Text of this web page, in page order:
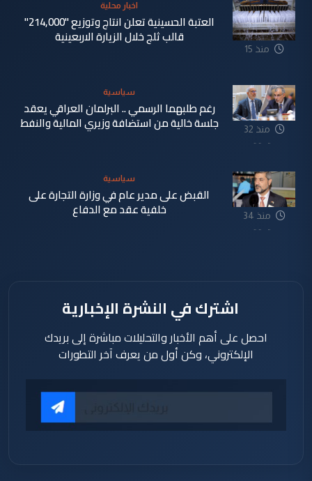
منذ 15
اخبار محلية
العتبة الحسينية تعلن انتاج وتوزيع "214,000"
قالب ثلج خلال الزيارة الاربعينية
منذ 32
دقيقة
سياسية
رغم طلبهما الرسمي .. البرلمان العراقي يعقد
جلسة خالية من استضافة وزيري المالية والنفط
منذ 34
دقيقة
سياسية
القبض على مدير عام في وزارة التجارة على
خلفية عقد مع الدفاع
اشترك في النشرة الإخبارية
احصل على أهم الأخبار والتحليلات مباشرة إلى بريدك
الإلكتروني، وكن أول من يعرف آخر التطورات